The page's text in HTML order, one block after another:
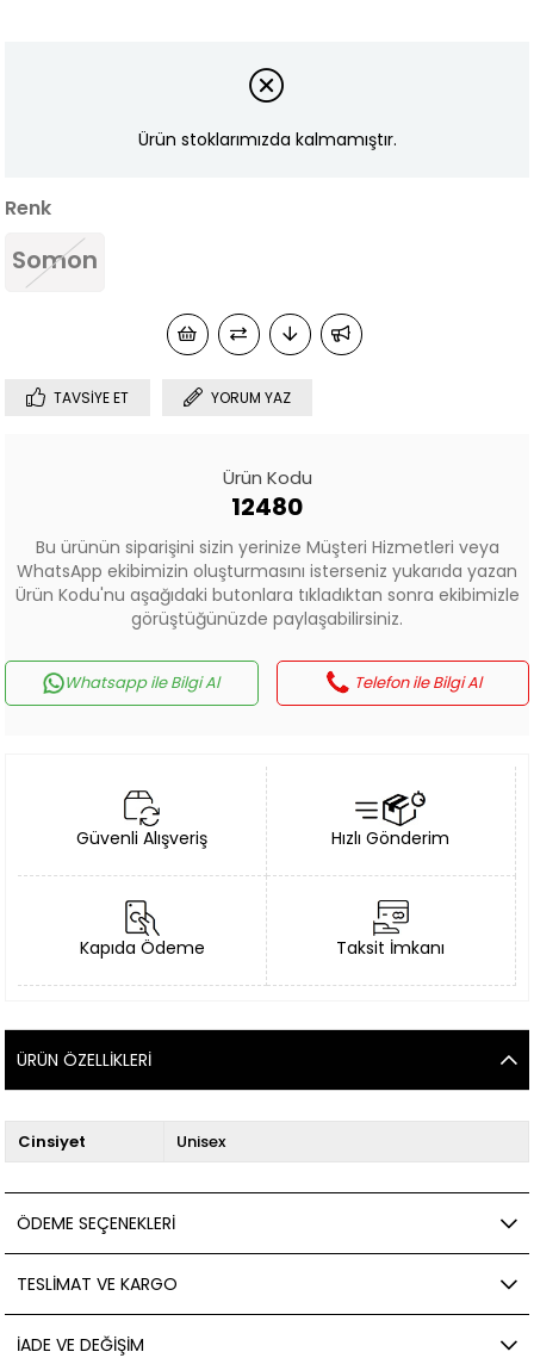
Ürün stoklarımızda kalmamıştır.
Renk
Somon
TAVSIYE ET YORUM YAZ
Ürün Kodu
12480
Bu ürünün siparişini sizin yerinize Müşteri Hizmetleri veya
WhatsApp ekibimizin oluşturmasını isterseniz yukarıda yazan
Ürün Kodu'nu aşağıdaki butonlara tıkladıktan sonra ekibimizle
görüştüğünüzde paylaşabilirsiniz.
Whatsapp ile Bilgi Al Telefon ile Bilgi Al
Güvenli Alışveriş Hızlı Gönderim
Kapıda Ödeme Taksit İmkanı
ÜRÜN ÖZELLIKLERI
Cinsiyet Unisex
ÖDEME SEÇENEKLERI
TESLIMAT VE KARGO
İADE VE DEĞIŞIM